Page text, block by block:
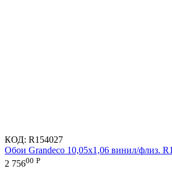
КОД: R154027
Обои Grandeco 10,05х1,06 винил/флиз.
2 75600 Р